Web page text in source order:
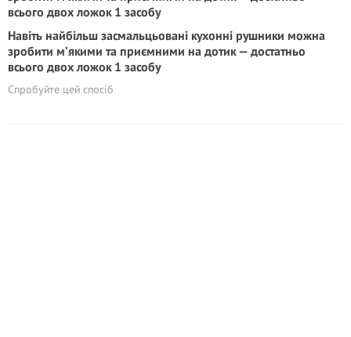
Навіть найбільш засмальцьовані кухонні рушники можна
зробити м’якими та приємними на дотик — достатньо
всього двох ложок 1 засобу
Спробуйте цей спосіб